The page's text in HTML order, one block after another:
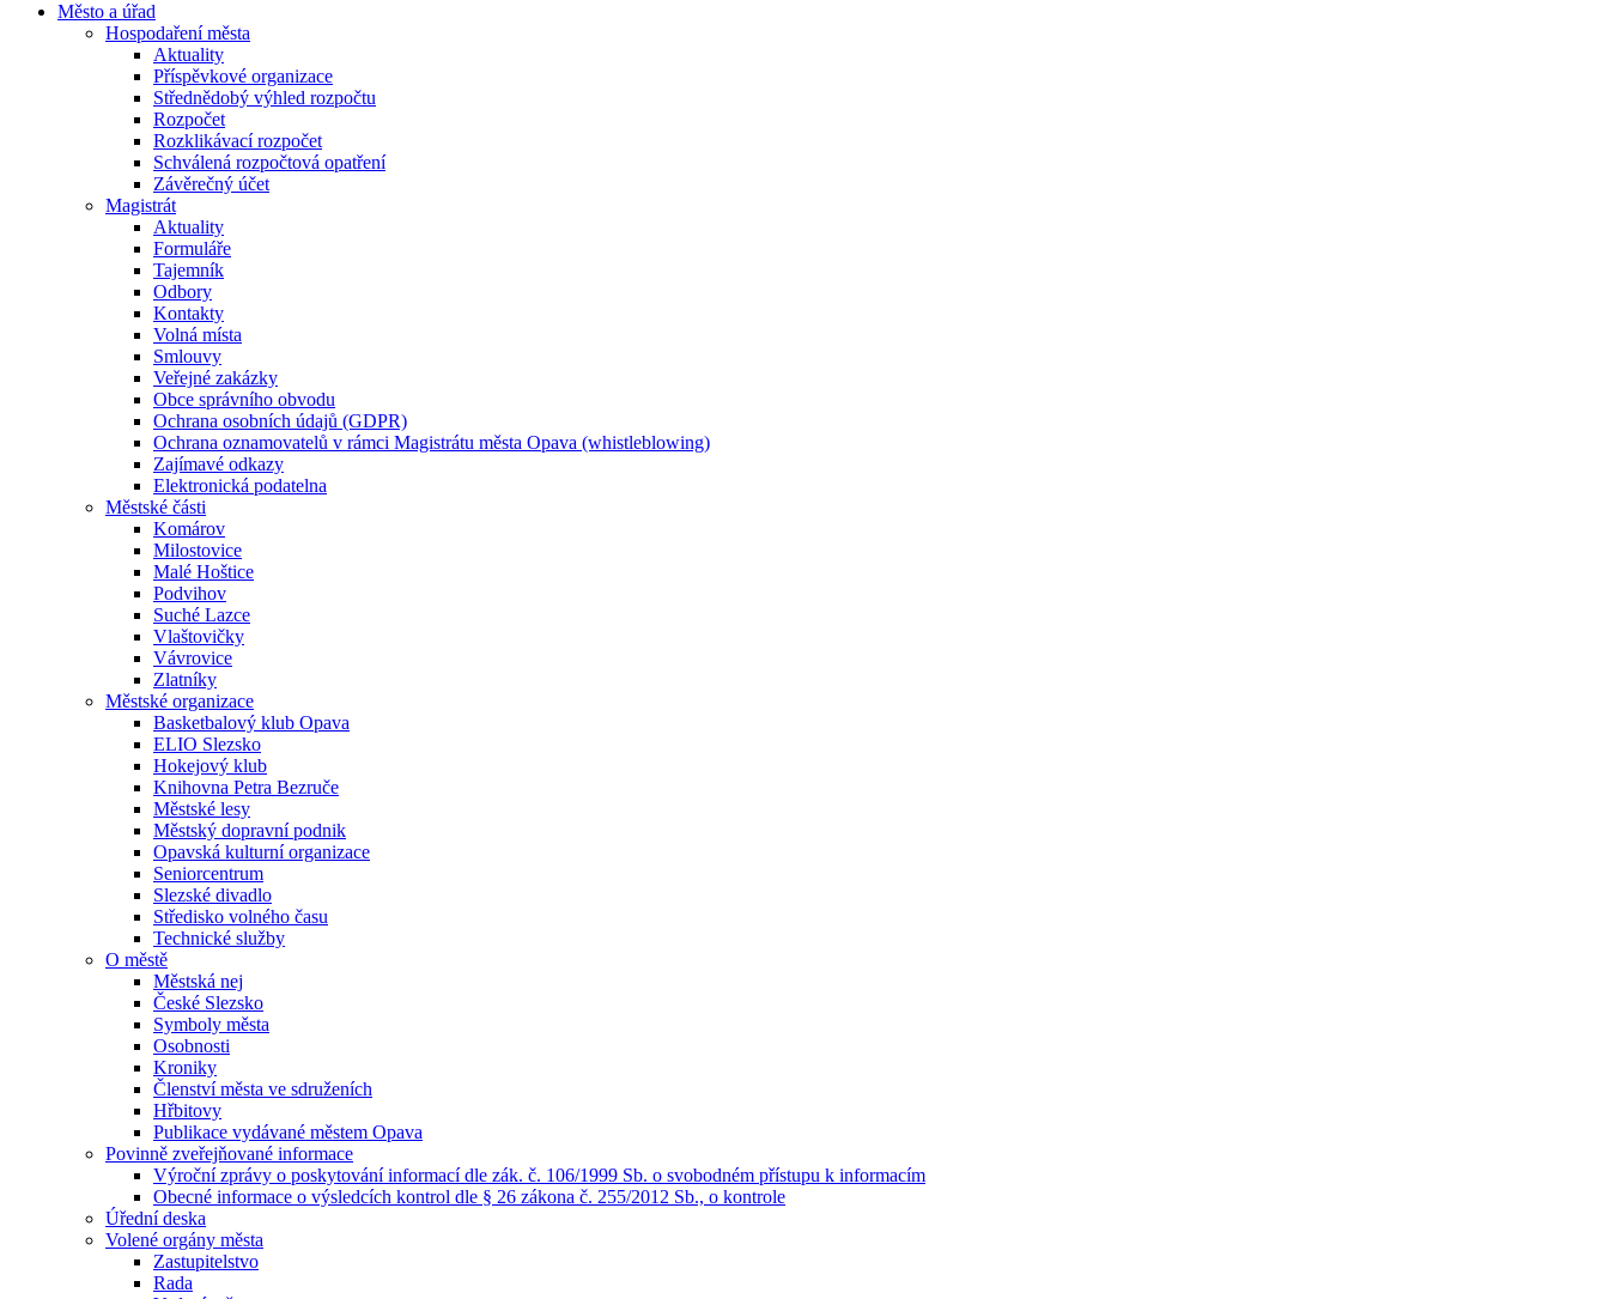
Město a úřad
Hospodaření města
Aktuality
Příspěvkové organizace
Střednědobý výhled rozpočtu
Rozpočet
Rozklikávací rozpočet
Schválená rozpočtová opatření
Závěrečný účet
Magistrát
Aktuality
Formuláře
Tajemník
Odbory
Kontakty
Volná místa
Smlouvy
Veřejné zakázky
Obce správního obvodu
Ochrana osobních údajů (GDPR)
Ochrana oznamovatelů v rámci Magistrátu města Opava (whistleblowing)
Zajímavé odkazy
Elektronická podatelna
Městské části
Komárov
Milostovice
Malé Hoštice
Podvihov
Suché Lazce
Vlaštovičky
Vávrovice
Zlatníky
Městské organizace
Basketbalový klub Opava
ELIO Slezsko
Hokejový klub
Knihovna Petra Bezruče
Městské lesy
Městský dopravní podnik
Opavská kulturní organizace
Seniorcentrum
Slezské divadlo
Středisko volného času
Technické služby
O městě
Městská nej
České Slezsko
Symboly města
Osobnosti
Kroniky
Členství města ve sdruženích
Hřbitovy
Publikace vydávané městem Opava
Povinně zveřejňované informace
Výroční zprávy o poskytování informací dle zák. č. 106/1999 Sb. o svobodném přístupu k informacím
Obecné informace o výsledcích kontrol dle § 26 zákona č. 255/2012 Sb., o kontrole
Úřední deska
Volené orgány města
Zastupitelstvo
Rada